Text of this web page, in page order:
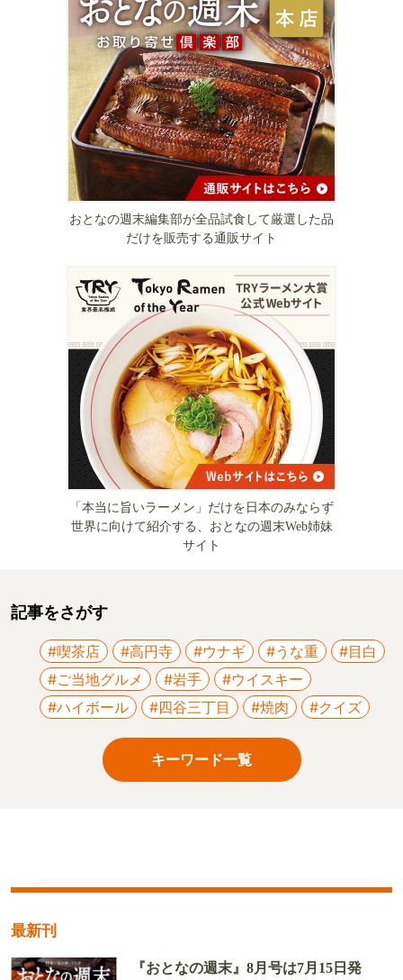
おとなの週末編集部が全品試食して厳選した品
だけを販売する通販サイト
「本当に旨いラーメン」だけを日本のみならず
世界に向けて紹介する、おとなの週末Web姉妹
サイト
記事をさがす
#喫茶店 #高円寺 #ウナギ #うな重
#目白
#ご当地グルメ
#岩手
#ウイスキー
#ハイボール
#四谷三丁目 #焼肉 #クイズ
キーワード一覧
最新刊
『おとなの週末』8月号は7月15日発